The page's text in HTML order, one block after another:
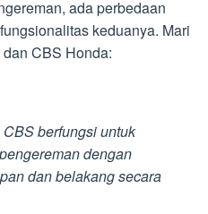
ada perbedaan
keduanya. Mari
CBS Honda:
CBS berfungsi untuk
dengan
dan belakang secara